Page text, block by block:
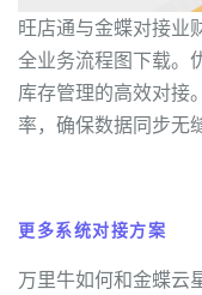
旺店通与金蝶对接业
全业务流程图下载。
库存管理的高效对接
率，确保数据同步无
更多系统对接方案
万里牛如何和金蝶云